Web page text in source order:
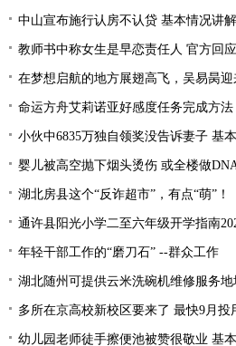
中山宣布施行认房不认贷 基本情况讲解
教师书中称女生是早恋责任人 官方回
在梦想启航的地方展翅高飞，吴易昺
命运方舟艾莉诺亚好感度任务完成方法
小伙中6835万独自领奖没告诉妻子 基
婴儿被高空抛下烟头烫伤 或全楼做
湖北房县这个“反诈超市”，有点“萌”！
通许县阳光小学二至六年级开学指南
年轻干部工作的“磨刀石” --群众工作
湖北随州可提供云米洗碗机维修服务
多所在京高校新校区要来了 最快9月投
幼儿园老师徒手擦便池被赞很敬业 基